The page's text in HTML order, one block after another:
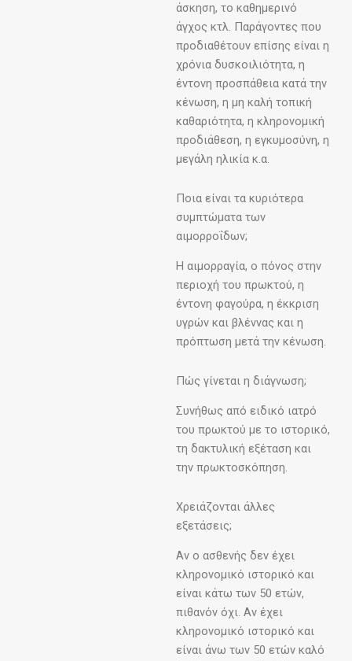
άσκηση, το καθημερινό
άγχος κτλ. Παράγοντες που
προδιαθέτουν επίσης είναι η
χρόνια δυσκοιλιότητα, η
έντονη προσπάθεια κατά την
κένωση, η μη καλή τοπική
καθαριότητα, η κληρονομική
προδιάθεση, η εγκυμοσύνη, η
μεγάλη ηλικία κ.α.
Ποια είναι τα κυριότερα
συμπτώματα των
αιμορροΐδων;
Η αιμορραγία, ο πόνος στην
περιοχή του πρωκτού, η
έντονη φαγούρα, η έκκριση
υγρών και βλέννας και η
πρόπτωση μετά την κένωση.
Πώς γίνεται η διάγνωση;
Συνήθως από ειδικό ιατρό
του πρωκτού με το ιστορικό,
τη δακτυλική εξέταση και
την πρωκτοσκόπηση.
Χρειάζονται άλλες
εξετάσεις;
Αν ο ασθενής δεν έχει
κληρονομικό ιστορικό και
είναι κάτω των 50 ετών,
πιθανόν όχι. Αν έχει
κληρονομικό ιστορικό και
είναι άνω των 50 ετών καλό